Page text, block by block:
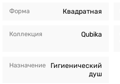
Форма Квадратная
Коллекция Qubika
Назначение
Гигиенический
душ